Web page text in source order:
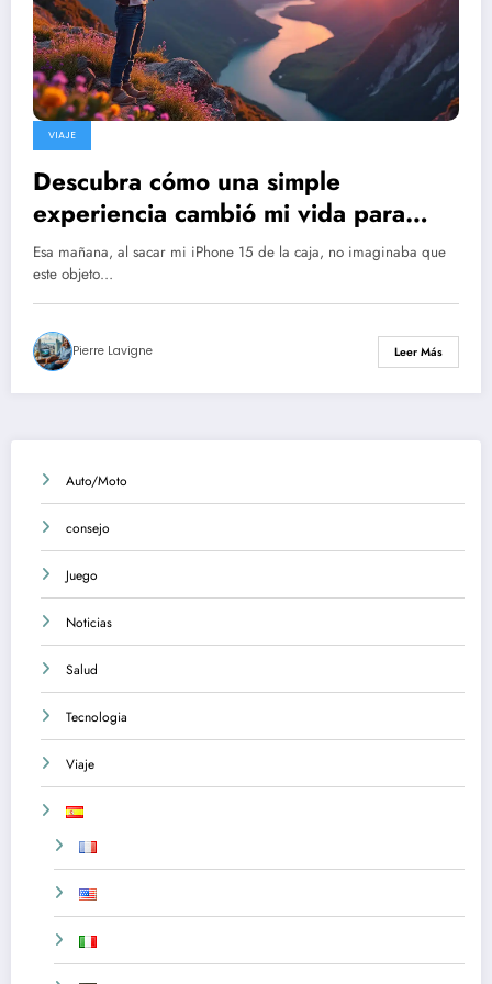
VIAJE
Descubra cómo una simple
experiencia cambió mi vida para
siempre
Esa mañana, al sacar mi iPhone 15 de la caja, no imaginaba que
este objeto…
Pierre Lavigne Leer Más
Auto/Moto
consejo
Juego
Noticias
Salud
Tecnologia
Viaje